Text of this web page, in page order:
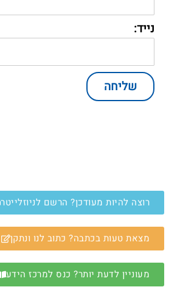
נייד:
שליחה
רוצה להיות מעודכן? הרשם לניוזלייטר
מצאת טעות בכתבה? כתוב לנו ונתקן
מעוניין לדעת יותר? כנס למרכז הידע